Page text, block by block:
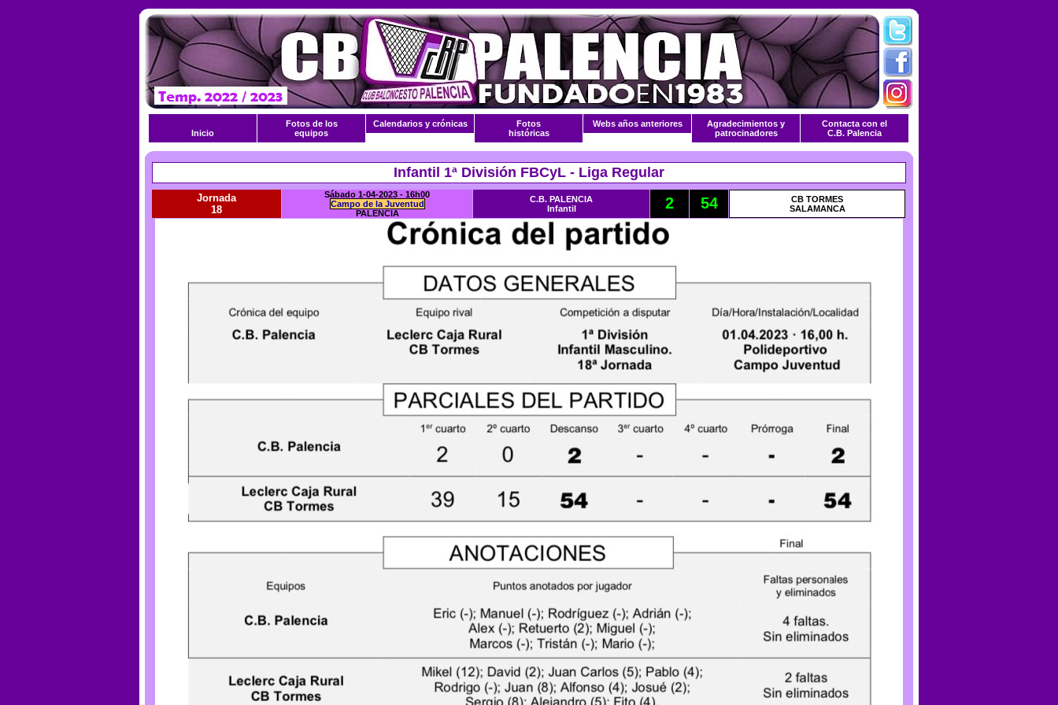
Inicio
Fotos de los
equipos
Calendarios y crónicas
Fotos
históricas
Webs años anteriores
Agradecimientos y
patrocinadores
Contacta con el
C.B. Palencia
Infantil 1ª División FBCyL - Liga Regular
Jornada
18
Sábado 1-04-2023 - 16h00
Campo de la Juventud
PALENCIA
C.B. PALENCIA
Infantil
2 54
CB TORMES
SALAMANCA